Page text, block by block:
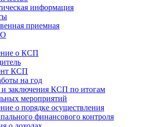
информация
приемная
о КСП
КСП
на год
заключения КСП по итогам
мероприятий
о порядке осуществления
финансового контроля